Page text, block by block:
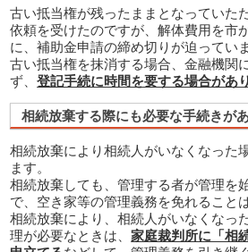
古い抵当権が残ったままとなっていた
依頼を受けたのですが、解体費用を市
に、補助金申請の締め切りが迫ってい
古い抵当権を抹消する場合、金融機関
ず、登記手続に時間を要する場合があ
相続放棄する際にも必要な手続きが
相続放棄により相続人がいなくなった
ます。
相続放棄しても、管理する者が管理を
で、空き家等の管理義務を免れること
相続放棄により、相続人がいなくなっ
理が必要なときは、家庭裁判所に「相